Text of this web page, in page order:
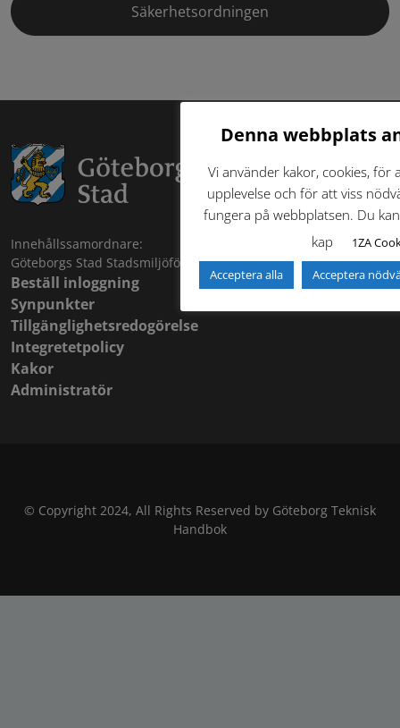
Säkerhetsordningen
Innehållssamordnare:
Göteborgs Stad Stadsmiljöförvaltningen
Beställ inloggning
Synpunkter
Tillgänglighetsredogörelse
Integretetpolicy
Kakor
Administratör
© Copyright 2024, All Rights Reserved by Göteborg Teknisk
Handbok
Denna webbplats
Vi använder kakor, cookies,
upplevelse och för att viss
fungera på webbplatsen. Du
kap
1ZA
Acceptera alla
Acceptera